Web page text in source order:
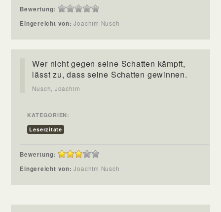
Bewertung:
Eingereicht von:Joachim Nusch
Wer nicht gegen seine Schatten kämpft,
lässt zu, dass seine Schatten gewinnen.
Nusch, Joachim
KATEGORIEN:
Leserzitate
Bewertung:
Eingereicht von:Joachim Nusch